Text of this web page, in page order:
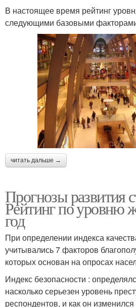
В настоящее время рейтинг
следующими базовыми
читать дальше →
Прогнозы развития
Рейтинг по уровню
год
При определении индекса
учитывались 7 факторов
которых основан на опросах
Индекс безопасности :
насколько серьезен уровень
респондентов, и как он